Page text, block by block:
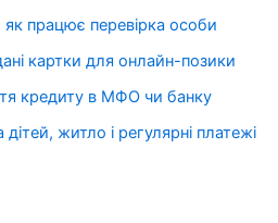
працює перевірка особи
картки для онлайн-позики
кредиту в МФО чи банку
житло і регулярні платежі